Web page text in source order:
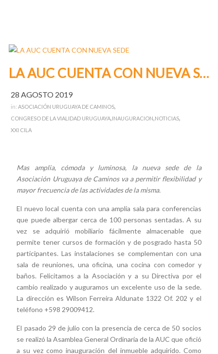
LA AUC CUENTA CON NUEVA SEDE
28 AGOSTO 2019
in: ASOCIACIÓN URUGUAYA DE CAMINOS,
CONGRESO DE LA VIALIDAD URUGUAYA,INAUGURACION,NOTICIAS,
XXI CILA
Mas amplia, cómoda y luminosa, la nueva sede de la
Asociación Uruguaya de Caminos va a permitir flexibilidad y
mayor frecuencia de las actividades de la misma.
El nuevo local cuenta con una amplia sala para conferencias
que puede albergar cerca de 100 personas sentadas. A su
vez se adquirió mobiliario fácilmente almacenable que
permite tener cursos de formación y de posgrado hasta 50
participantes. Las instalaciones se complementan con una
sala de reuniones, una oficina, una cocina con comedor y
baños. Felicitamos a la Asociación y a su Directiva por el
cambio realizado y auguramos un excelente uso de la sede.
La dirección es Wilson Ferreira Aldunate 1322 Of. 202 y el
teléfono +598 29009412.
El pasado 29 de julio con la presencia de cerca de 50 socios
se realizó la Asamblea General Ordinaria de la AUC que ofició
a su vez como inauguración del inmueble adquirido. Como